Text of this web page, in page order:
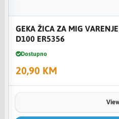
GEKA ŽICA ZA MIG
D100 ER5356
Dostupno
20,90 KM